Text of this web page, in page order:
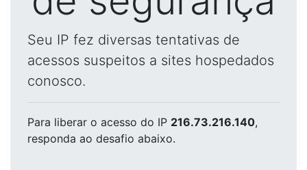
Seu IP fez diversas tentativas de
acessos suspeitos a sites hospedados
conosco.
Para liberar o acesso do IP 216.73.216.140,
responda ao desafio abaixo.